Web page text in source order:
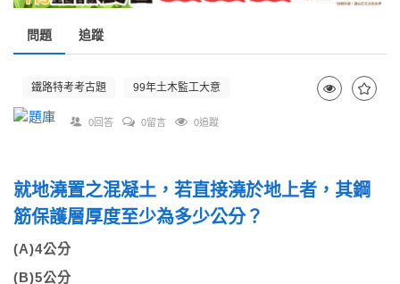
問題 追蹤
鐵路特考考古題 99年土木監工大意
0回答 0留言 0追蹤
就地澆置之混凝土，若直接澆於地上者，其鋼
筋保護層厚度至少為多少公分？
(A)4公分
(B)5公分